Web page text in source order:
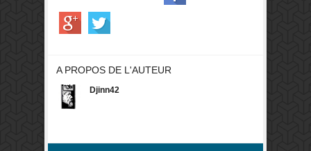
A PROPOS DE L'AUTEUR
Djinn42